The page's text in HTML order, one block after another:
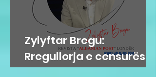
Zylyftar Bregu:
Rregullorja e censurës
në Gjykatën e Posaçme